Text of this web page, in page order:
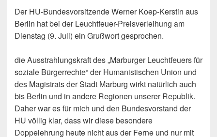
Der HU-Bundesvorsitzende Werner Koep-Kerstin aus
Berlin hat bei der Leuchtfeuer-Preisverleihung am
Dienstag (9. Juli) ein Grußwort gesprochen.
die Ausstrahlungskraft des „Marburger Leuchtfeuers für
soziale Bürgerrechte“ der Humanistischen Union und
des Magistrats der Stadt Marburg wirkt natürlich auch
bis Berlin und in andere Regionen unserer Republik.
Daher war es für mich und den Bundesvorstand der
HU völlig klar, dass wir diese besondere
Doppelehrung heute nicht aus der Ferne und nur mit